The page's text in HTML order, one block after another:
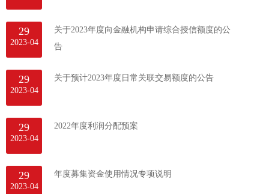
29
2023-04
关于2023年度向金融机构申请综合授信额度的公
告
29
2023-04
关于预计2023年度日常关联交易额度的公告
29
2023-04
2022年度利润分配预案
29
2023-04
年度募集资金使用情况专项说明